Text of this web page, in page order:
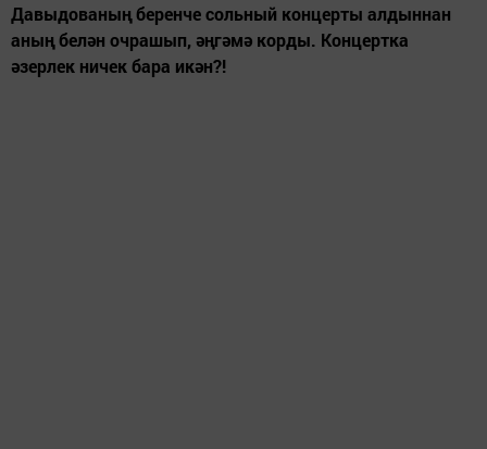
Давыдованың беренче сольный концерты алдыннан
аның белән очрашып, әңгәмә корды. Концертка
әзерлек ничек бара икән?!